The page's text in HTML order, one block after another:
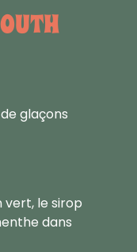
glaçons
vert, le sirop
dans